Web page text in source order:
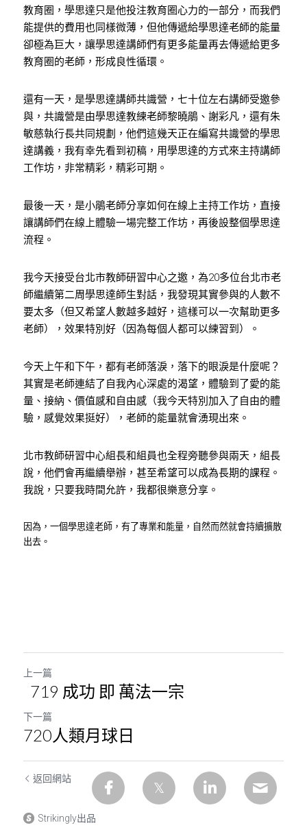
教育圈，學思達只是他投注教育圈心力的一部分，而我們
能提供的費用也同樣微薄，但他傳遞給學思達老師的能量
卻極為巨大，讓學思達講師們有更多能量再去傳遞給更多
教育圈的老師，形成良性循環。
還有一天，是學思達講師共識營，七十位左右講師受邀參
與，共識營是由學思達教練老師黎曉鵑、謝彩凡，還有朱
敏慈執行長共同規劃，他們這幾天正在編寫共識營的學思
達講義，我有幸先看到初稿，用學思達的方式來主持講師
工作坊，非常精彩，精彩可期。
最後一天，是小鵑老師分享如何在線上主持工作坊，直接
讓講師們在線上體驗一場完整工作坊，再後設整個學思達
流程。
我今天接受台北市教師研習中心之邀，為20多位台北市老
師繼續第二周學思達師生對話，我發現其實參與的人數不
要太多（但又希望人數越多越好，這樣可以一次幫助更多
老師），效果特別好（因為每個人都可以練習到）。
今天上午和下午，都有老師落淚，落下的眼淚是什麼呢？
其實是老師連結了自我內心深處的渴望，體驗到了愛的能
量、接納、價值感和自由感（我今天特別加入了自由的體
驗，感覺效果挺好），老師的能量就會湧現出來。
北市教師研習中心組長和組員也全程旁聽參與兩天，組長
說，他們會再繼續舉辦，甚至希望可以成為長期的課程。
我說，只要我時間允許，我都很樂意分享。
因為，一個學思達老師，有了專業和能量，自然而然就會持續擴散
出去。
上一篇
719 成功 即 萬法一宗
下一篇
720人類月球日
返回網站
Strikingly出品